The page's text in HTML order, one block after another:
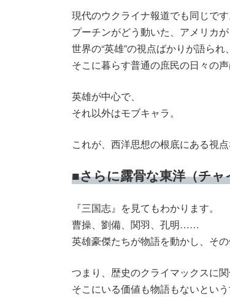
現代のウクライナ報道でも同じです
プーチンがどう動いた、アメリカが
世界の“英雄”の視点ばかりが語られ、
そこに暮らす普通の庶民の日々の
英雄が中心で、
それ以外はモブキャラ。
これが、西洋思想の根底にある視点
■さらに露骨な東洋（チャ
『三国志』を見てもわかります。
曹操、劉備、関羽、孔明……
英雄豪傑たちが物語を動かし、そ
つまり、歴史のクライマックスに関
そこにいる価値も物語もないという